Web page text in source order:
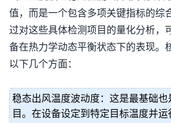
值，而是一个包含多项关键指标的综
过对这些具体检测项目的量化分析，
备在热力学动态平衡状态下的表现。
以下几个方面：
稳态出风温度波动度：这是最基础也
目。在设备设定到特定目标温度并